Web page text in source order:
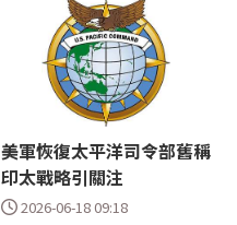
美軍恢復太平洋司令部舊稱
印太戰略引關注
2026-06-18 09:18